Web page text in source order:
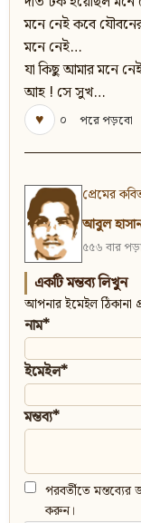
মনে নেই কবে
মনে নেই…
যা কিছু আমার মনে
আহ ! সে সুখ…
♥
০ পরে পড়বো
প্রেমের
আবুল
৫৫৬ বার
একটি মন্তব্য লিখুন
আপনার ইমেইল ঠিকানা
নাম*
ইমেইল*
মন্তব্য*
পরবর্তীতে
করুন।